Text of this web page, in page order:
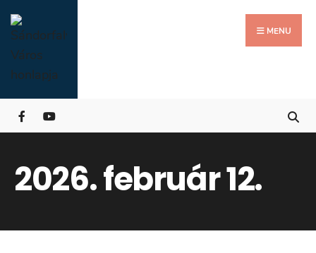
Skip
to
content
MENU
2026. február 12.
for:
Close